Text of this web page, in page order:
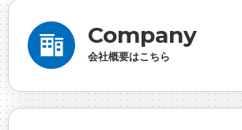
ラム愛
事業実績
#事業紹介 #仕事紹介
#休業日
らん
#健康企業宣言 #健康優良法人
Company
会社概要はこちら